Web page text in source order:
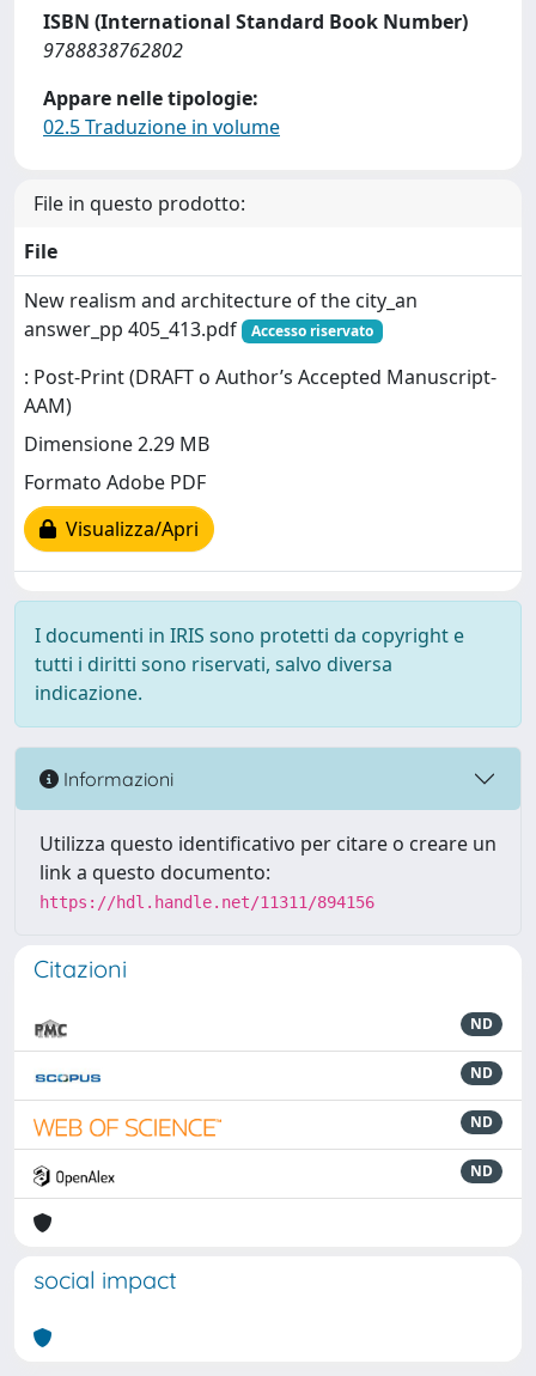
ISBN (International Standard Book Number)
9788838762802
Appare nelle tipologie:
02.5 Traduzione in volume
File in questo prodotto:
File
New realism and architecture of the city_an
answer_pp 405_413.pdf
Accesso riservato
: Post-Print (DRAFT o Author’s Accepted Manuscript-
AAM)
Dimensione 2.29 MB
Formato Adobe PDF
Visualizza/Apri
I documenti in IRIS sono protetti da copyright e
tutti i diritti sono riservati, salvo diversa
indicazione.
Informazioni
Utilizza questo identificativo per citare o creare un
link a questo documento:
https://hdl.handle.net/11311/894156
Citazioni
ND
ND
ND
ND
social impact